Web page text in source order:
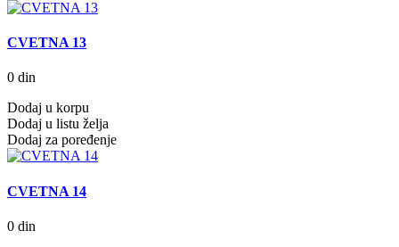
CVETNA 13
0 din
Dodaj u korpu
Dodaj u listu želja
Dodaj za poređenje
CVETNA 14
0 din